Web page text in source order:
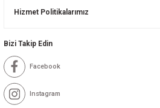
Hizmet Politikalarımız
Bizi Takip Edin
Facebook
Instagram